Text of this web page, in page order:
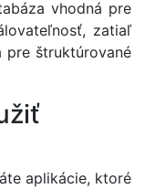
vhodná pre
zatiaľ
pre štruktúrované
aplikácie, ktoré